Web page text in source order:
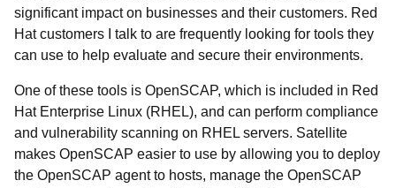
significant impact on businesses and their customers. Red
Hat customers I talk to are frequently looking for tools they
can use to help evaluate and secure their environments.
One of these tools is OpenSCAP, which is included in Red
Hat Enterprise Linux (RHEL), and can perform compliance
and vulnerability scanning on RHEL servers. Satellite
makes OpenSCAP easier to use by allowing you to deploy
the OpenSCAP agent to hosts, manage the OpenSCAP